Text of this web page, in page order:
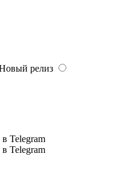
релиз
Telegram
Telegram